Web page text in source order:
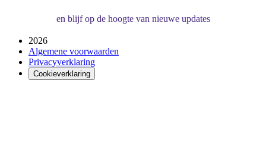
en blijf op de hoogte van nieuwe updates
2026
Algemene voorwaarden
Privacyverklaring
Cookieverklaring